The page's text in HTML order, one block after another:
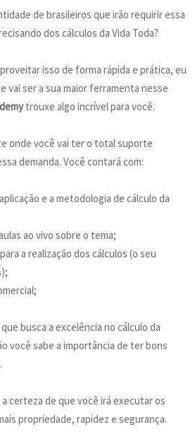
de brasileiros que irão requirir essa
dos cálculos da Vida Toda?
isso de forma rápida e prática, eu
vai ser a sua maior ferramenta nesse
trouxe algo incrível para você.
onde você vai ter o total suporte
demanda. Você contará com:
e a metodologia de cálculo da
ao vivo sobre o tema;
a realização dos cálculos (o seu
busca a excelência no cálculo da
você sabe a importância de ter bons
certeza de que você irá executar os
propriedade, rapidez e segurança.